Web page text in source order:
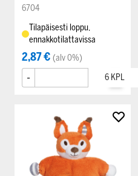
6704
Tilapäisesti loppu,
ennakkotilattavissa
2,87 € (alv 0%)
-